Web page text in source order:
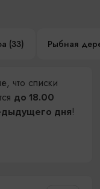
(33) Рыбная
что списки
до 18.00
дня!